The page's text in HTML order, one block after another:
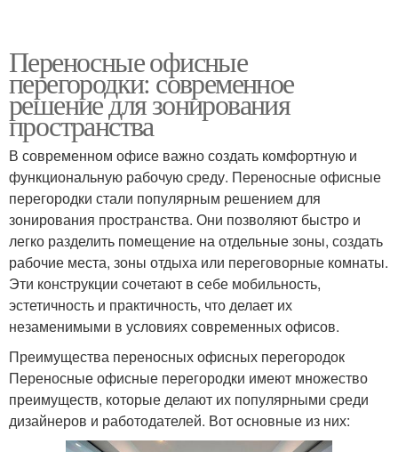
Переносные офисные
перегородки: современное
решение для зонирования
пространства
В современном офисе важно создать комфортную и
функциональную рабочую среду. Переносные офисные
перегородки стали популярным решением для
зонирования пространства. Они позволяют быстро и
легко разделить помещение на отдельные зоны, создать
рабочие места, зоны отдыха или переговорные комнаты.
Эти конструкции сочетают в себе мобильность,
эстетичность и практичность, что делает их
незаменимыми в условиях современных офисов.
Преимущества переносных офисных перегородок
Переносные офисные перегородки имеют множество
преимуществ, которые делают их популярными среди
дизайнеров и работодателей. Вот основные из них: